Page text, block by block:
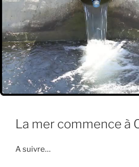
La mer commence à
A suivre…